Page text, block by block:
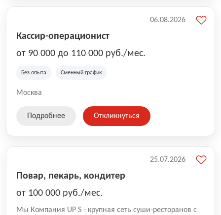
Кассир-операционист
от 90 000 до 110 000 руб./мес.
Без опыта Сменный график
Москва
06.08.2026
Подробнее Откликнуться
Повар, пекарь, кондитер
от 100 000 руб./мес.
Mы Компaния UP S - крупная сеть суши-pеcторанoв с
25.07.2026